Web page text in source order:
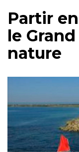
Partir
le
nature